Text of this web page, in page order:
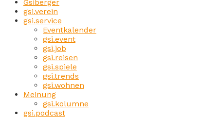
Gsiberger
gsi.verein
gsi.service
Eventkalender
gsi.event
gsi.job
gsi.reisen
gsi.spiele
gsi.trends
gsi.wohnen
Meinung
gsi.kolumne
gsi.podcast